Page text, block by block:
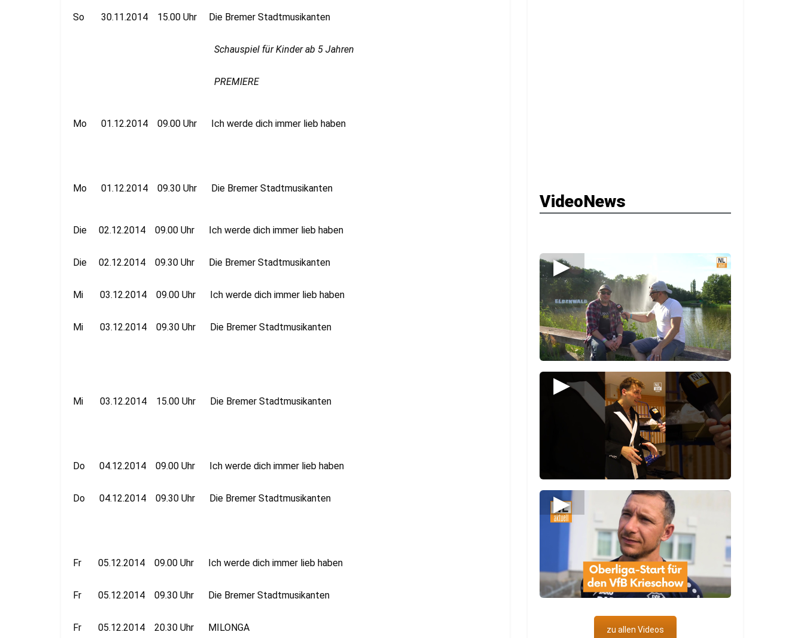
So 30.11.2014 15.00 Uhr Die Bremer Stadtmusikanten
Schauspiel für Kinder ab 5 Jahren
PREMIERE
Mo 01.12.2014 09.00 Uhr Ich werde dich immer lieb haben
Mo 01.12.2014 09.30 Uhr Die Bremer Stadtmusikanten
Die 02.12.2014 09.00 Uhr Ich werde dich immer lieb haben
Die 02.12.2014 09.30 Uhr Die Bremer Stadtmusikanten
Mi 03.12.2014 09.00 Uhr Ich werde dich immer lieb haben
Mi 03.12.2014 09.30 Uhr Die Bremer Stadtmusikanten
Mi 03.12.2014 15.00 Uhr Die Bremer Stadtmusikanten
Do 04.12.2014 09.00 Uhr Ich werde dich immer lieb haben
Do 04.12.2014 09.30 Uhr Die Bremer Stadtmusikanten
Fr 05.12.2014 09.00 Uhr Ich werde dich immer lieb haben
Fr 05.12.2014 09.30 Uhr Die Bremer Stadtmusikanten
Fr 05.12.2014 20.30 Uhr MILONGA
VideoNews
▶
▶
▶
zu allen Videos